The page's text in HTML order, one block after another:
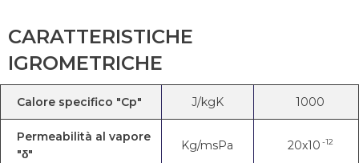
CARATTERISTICHE
IGROMETRICHE
Calore specifico "Cp" J/kgK 1000
Permeabilità al vapore
"δ"
Kg/msPa 20x10 -12